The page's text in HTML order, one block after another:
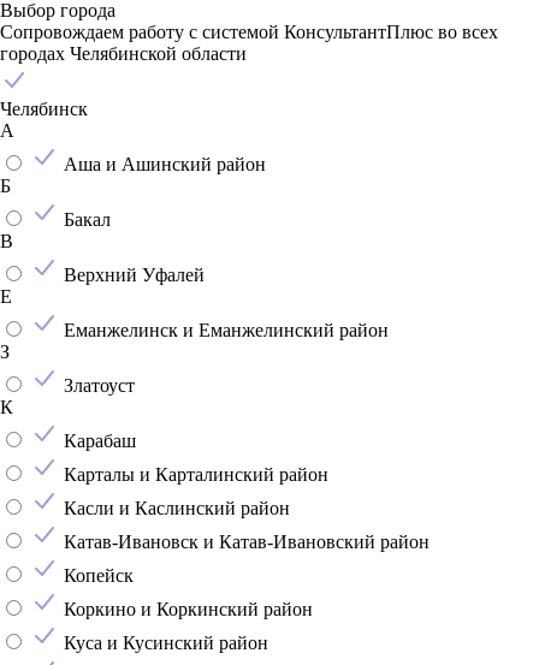
Выбор города
Сопровождаем работу с системой КонсультантПлюс во всех
городах Челябинской области
Челябинск
А
Аша и Ашинский район
Б
Бакал
В
Верхний Уфалей
Е
Еманжелинск и Еманжелинский район
З
Златоуст
К
Карабаш
Карталы и Карталинский район
Касли и Каслинский район
Катав-Ивановск и Катав-Ивановский район
Копейск
Коркино и Коркинский район
Куса и Кусинский район